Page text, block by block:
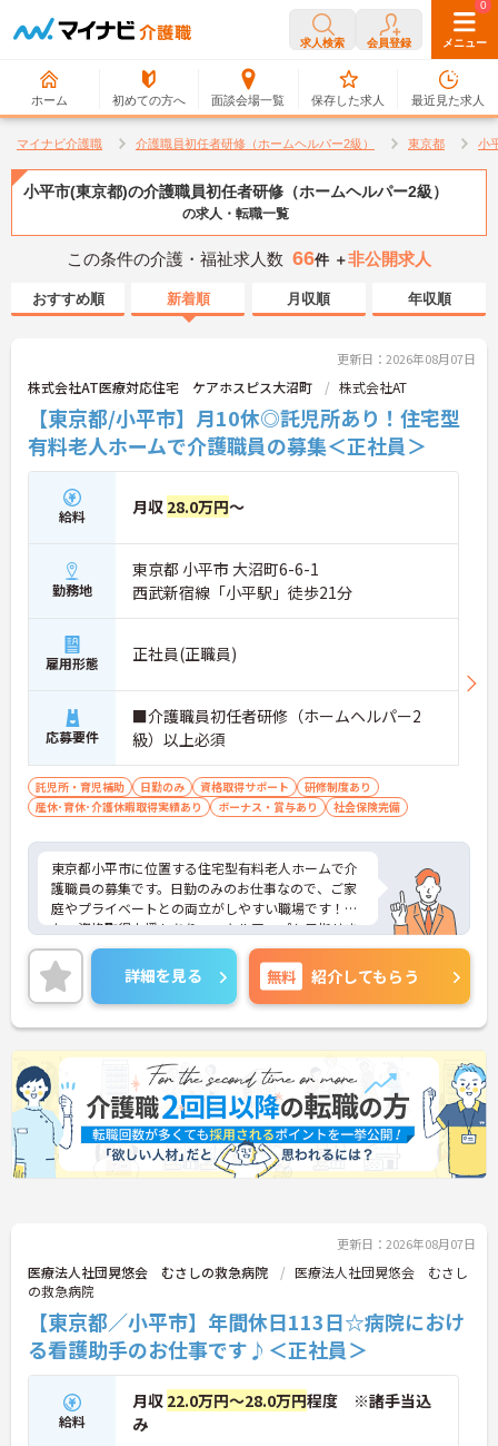
求人検索 会員登録 メニュー
ホーム 初めての方へ 面談会場一覧
0
保存した求人
0
最近見た求人
マイナビ介護職 介護職員初任者研修（ホームヘルパー2級） 東京都 小
小平市(東京都)の介護職員初任者研修（ホームヘルパー2級）
の求人・転職一覧
この条件の介護・福祉求人数 66件 ＋非公開求人
おすすめ順 新着順 月収順 年収順
更新日：2026年08月07日
株式会社AT医療対応住宅 ケアホスピス大沼町 株式会社AT
【東京都/小平市】月10休◎託児所あり！住宅型
有料老人ホームで介護職員の募集＜正社員＞
給料 月収 28.0万円～
勤務地
東京都 小平市 大沼町6-6-1
西武新宿線「小平駅」徒歩21分
雇用形態 正社員(正職員)
応募要件
■介護職員初任者研修（ホームヘルパー2
級）以上必須
託児所・育児補助 日勤のみ 資格取得サポート
研修制度あり
産休･育休･介護休暇取得実績あり
ボーナス・賞与あり 社会保険完備
東京都小平市に位置する住宅型有料老人ホームで介
護職員の募集です。日勤のみのお仕事なので、ご家
庭やプライベートとの両立がしやすい職場です！ま
た、資格取得支援もあり、スキルアップも目指せま
す♪ご興味のある方はご面接のポイントお伝えしま
すのでご気軽にお問い合わせください。
詳細を見る 無料 紹介してもらう
更新日：2026年08月07日
医療法人社団晃悠会 むさしの救急病院
医療法人社団晃悠会 むさし
の救急病院
【東京都／小平市】年間休日113日☆病院におけ
る看護助手のお仕事です♪＜正社員＞
給料
月収 22.0万円～28.0万円程度 ※諸手当込
み